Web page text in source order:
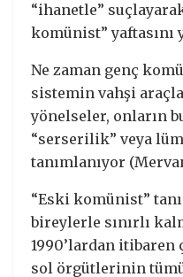
“ihanetle”
komünist” yaftasını
Ne zaman genç
sistemin vahşi
yönelseler, onların
“serserilik” veya
tanımlanıyor
“Eski komünist”
bireylerle sınırlı
1990’lardan itibaren
sol örgütlerinin